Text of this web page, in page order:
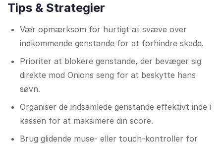
Tips & Strategier
Vær opmærksom for hurtigt at svæve over
indkommende genstande for at forhindre skade.
Prioriter at blokere genstande, der bevæger sig
direkte mod Onions seng for at beskytte hans
søvn.
Organiser de indsamlede genstande effektivt inde i
kassen for at maksimere din score.
Brug glidende muse- eller touch-kontroller for